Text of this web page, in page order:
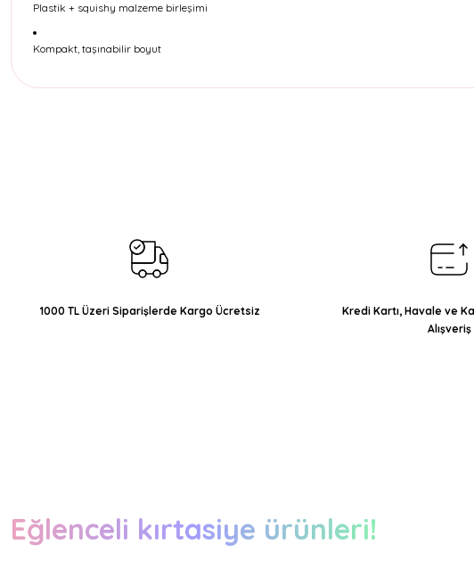
Plastik + squishy malzeme birleşimi
Kompakt, taşınabilir boyut
Ürün fiyatı diğer sitelerden daha pahalı.
Bu ürüne benzer farklı alternatifler olmalı.
1000 TL Üzeri Siparişlerde Kargo Ücretsiz
Kredi Kartı, Havale ve
Alışveriş
Eğlenceli kırtasiye ürünleri!